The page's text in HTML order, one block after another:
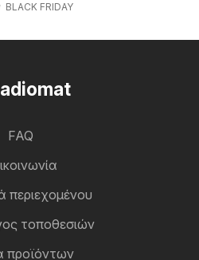
BLACK FRIDAY
FAQ
περιεχομένου
τοποθεσιών
προϊόντων